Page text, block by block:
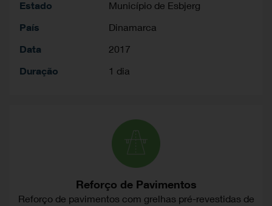
Estado
Município de Esbjerg
País
Dinamarca
Data
2017
Duração
1 dia
Reforço de Pavimentos
Reforço de pavimentos com grelhas pré-revestidas de